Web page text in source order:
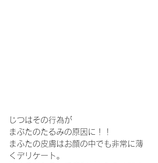
じつはその行為が
まぶたのたるみの原因に！！
まふたの皮膚はお顔の中でも非常に薄
くデリケート。